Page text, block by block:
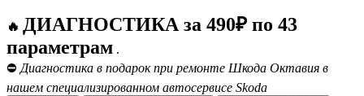
🔥 ДИАГНОСТИКА за 490₽ по 43
параметрам .
⛔ Диагностика в подарок при ремонте Шкода Октавия в
нашем специализированном автосервисе Skoda